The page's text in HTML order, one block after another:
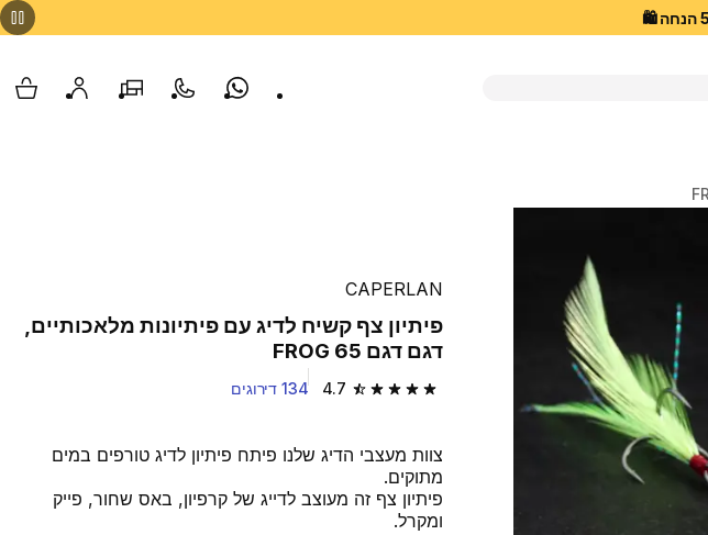
Whatsappצור קשרהסניפים שלנוהחשבון שלי
CAPERLAN
פיתיון צף קשיח לדיג עם פיתיונות מלאכותיים,
דגם דגם 65 FROG
4.7 4.7 out of 5 stars from 134 reviews 134 דירוגים
צוות מעצבי הדיג שלנו פיתח פיתיון לדיג טורפים במים
מתוקים.
פיתיון צף זה מעוצב לדייג של קרפיון, באס שחור, פייק
ומקרל.